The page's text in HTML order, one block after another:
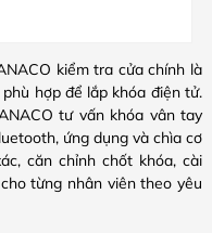
kiểm tra cửa chính là
hợp để lắp khóa điện tử.
tư vấn khóa vân tay
ứng dụng và chìa cơ
căn chỉnh chốt khóa, cài
từng nhân viên theo yêu